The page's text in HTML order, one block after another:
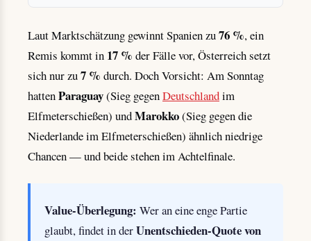
Laut Marktschätzung gewinnt Spanien zu76 %, ein
Remis kommt in 17 % der Fälle vor, Österreich setzt
sich nur zu7 % durch. Doch Vorsicht: Am Sonntag
hattenParaguay(Sieg gegenDeutschlandim
Elfmeterschießen) undMarokko(Sieg gegen die
Niederlande im Elfmeterschießen) ähnlich niedrige
Chancen — und beide stehen im Achtelfinale.
Value-Überlegung: Wer an eine enge Partie
glaubt, findet in derUnentschieden-Quote von